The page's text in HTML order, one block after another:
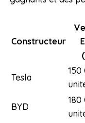
Constructeur
Tesla
150
BYD
180